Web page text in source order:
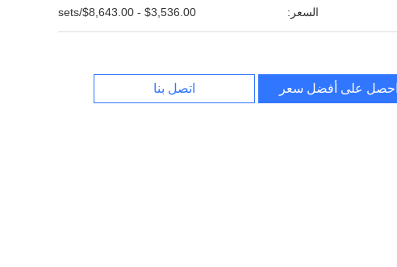
السعر: $3,536.00 - $8,643.00/sets
احصل على أفضل سعر اتصل بنا